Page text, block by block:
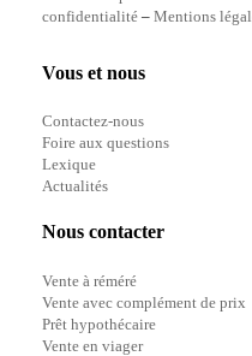
confidentialité – Mentions
Vous et nous
Contactez-nous
Foire aux questions
Lexique
Actualités
Nous contacter
Vente à réméré
Vente avec complément de prix
Prêt hypothécaire
Vente en viager